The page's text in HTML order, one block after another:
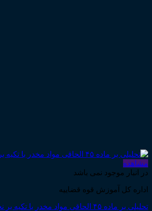
مشاهده
در انبار موجود نمی باشد
اداره کل آموزش قوه قضاییه
تحلیلی بر ماده ۴۵ الحاقی مواد مخدر با تکیه بر نحوه اعمال آن در مراجع قضایی (دکتر حسین اعظمی چهاربرج)